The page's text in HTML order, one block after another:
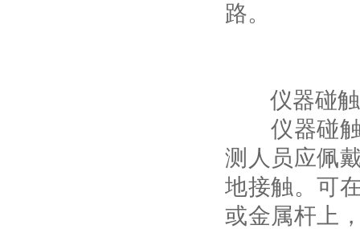
路。
仪器碰触
仪器碰触
测人员应佩
地接触。可
或金属杆上